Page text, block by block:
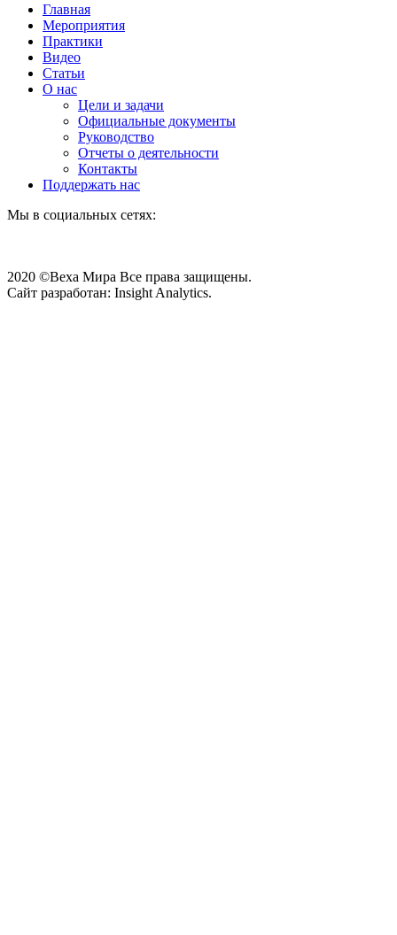
Главная
Мероприятия
Практики
Видео
Статьи
О нас
Цели и задачи
Официальные документы
Руководство
Отчеты о деятельности
Контакты
Поддержать нас
Мы в социальных сетях:
2020 ©Веха Мира Все права защищены.
Сайт разработан: Insight Analytics.